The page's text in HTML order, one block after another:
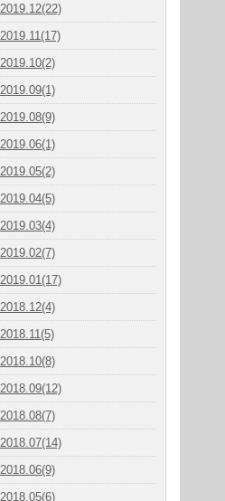
2019.12(22)
2019.11(17)
2019.10(2)
2019.09(1)
2019.08(9)
2019.06(1)
2019.05(2)
2019.04(5)
2019.03(4)
2019.02(7)
2019.01(17)
2018.12(4)
2018.11(5)
2018.10(8)
2018.09(12)
2018.08(7)
2018.07(14)
2018.06(9)
2018.05(6)